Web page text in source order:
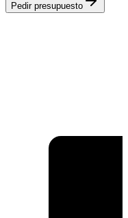
Pedir presupuesto